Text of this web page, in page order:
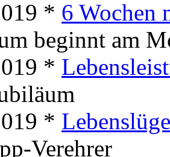
* 6 Wochen
beginnt am
*
* Lebenslüge
Verehrer